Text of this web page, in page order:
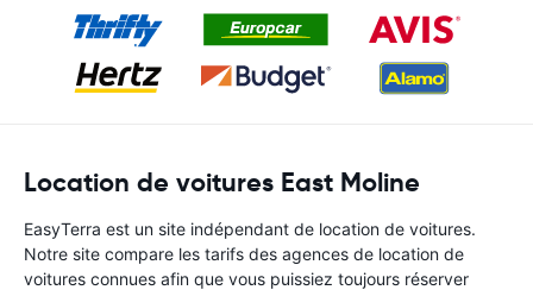
Location de voitures East Moline
EasyTerra est un site indépendant de location de voitures.
Notre site compare les tarifs des agences de location de
voitures connues afin que vous puissiez toujours réserver